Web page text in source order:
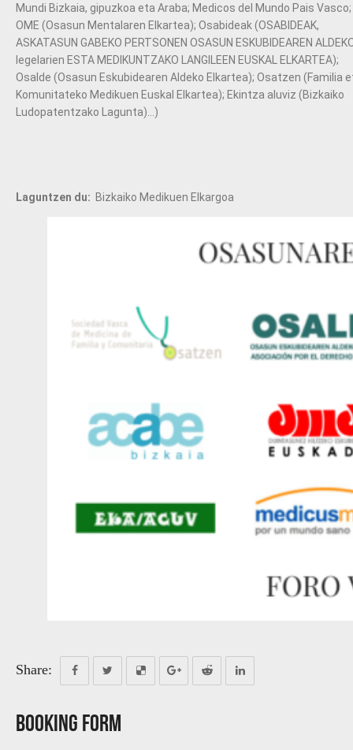
Mundi Bizkaia, gipuzkoa eta Araba; Medicos del Mundo Pais Vasco;
OME (Osasun Mentalaren Elkartea); Osabideak (OSABIDEAK,
ASKATASUN GABEKO PERTSONEN OSASUN ESKUBIDEAREN
legelarien ESTA MEDIKUNTZAKO LANGILEEN EUSKAL ELKARTEA);
Osalde (Osasun Eskubidearen Aldeko Elkartea); Osatzen (Familia
Komunitateko Medikuen Euskal Elkartea); Ekintza aluviz (Bizkaiko
Ludopatentzako Lagunta)…)
Laguntzen du: Bizkaiko Medikuen Elkargoa
Share:
Booking Form